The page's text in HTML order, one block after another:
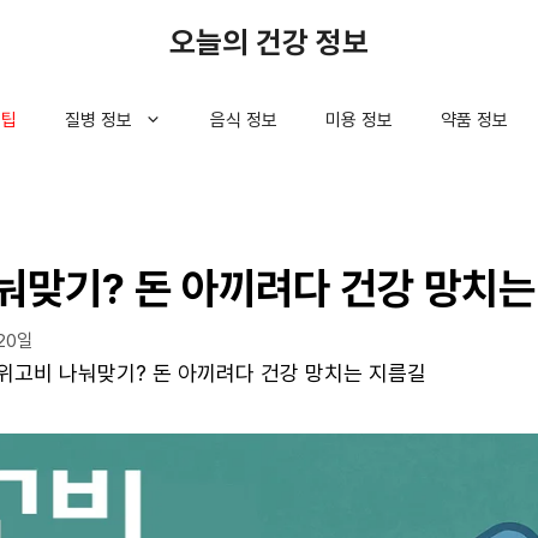
오늘의 건강 정보
질병 정보 음식 정보 미용 정보 약품 정보
맞기? 돈 아끼려다 건강 망치
일
고비 나눠맞기? 돈 아끼려다 건강 망치는 지름길